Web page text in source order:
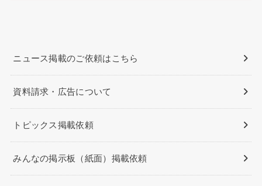
ニュース掲載のご依頼はこちら
資料請求・広告について
トピックス掲載依頼
みんなの掲示板（紙面）掲載依頼